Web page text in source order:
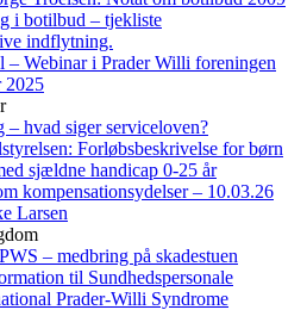
i botilbud – tjekliste
indflytning.
– Webinar i Prader Willi foreningen
2025
– hvad siger serviceloven?
Forløbsbeskrivelse for børn
sjældne handicap 0-25 år
kompensationsydelser – 10.03.26
Larsen
– medbring på skadestuen
til Sundhedspersonale
Prader-Willi Syndrome